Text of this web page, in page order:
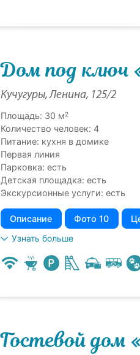
Дом под ключ
Кучугуры, Ленина, 125/2
Площадь: 30 м2
Количество человек: 4
Питание: кухня в домике
Первая линия
Парковка: есть
Детская площадка: есть
Экскурсионные услуги: есть
Описание Фото 10
Узнать больше
Гостевой дом